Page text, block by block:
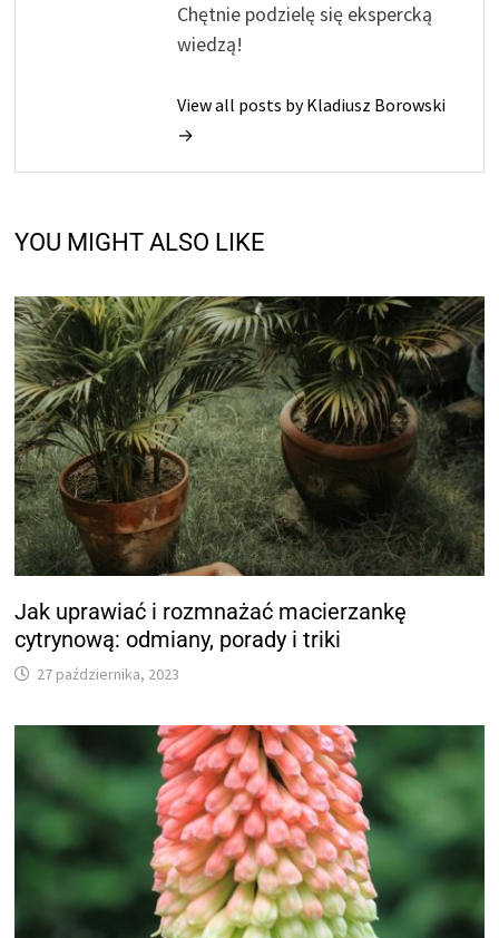
Chętnie podzielę się ekspercką
wiedzą!
View all posts by Kladiusz Borowski
→
YOU MIGHT ALSO LIKE
Jak uprawiać i rozmnażać macierzankę
cytrynową: odmiany, porady i triki
27 października, 2023